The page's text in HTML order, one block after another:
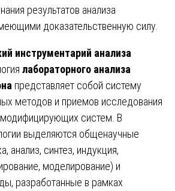
результатов анализа
доказательственную силу.
инструментарий анализа
лабораторного анализа
представляет собой систему
методов и приемов исследования
модифицирующих систем. В
выделяются общенаучные
анализ, синтез, индукция,
моделирование) и
разработанные в рамках